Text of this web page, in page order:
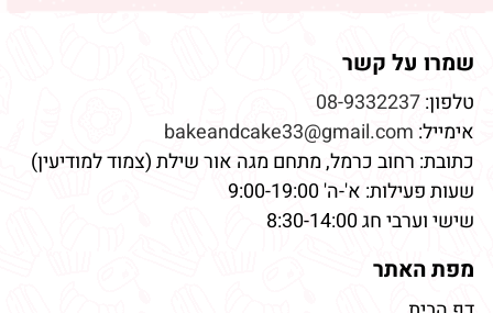
שמרו על קשר
טלפון:08-9332237
אימייל: bakeandcake33@gmail.com
כתובת: רחוב כרמל, מתחם מגה אור שילת (צמוד למודיעין)
שעות פעילות: א'-ה' 9:00-19:00
שישי וערבי חג 8:30-14:00
מפת האתר